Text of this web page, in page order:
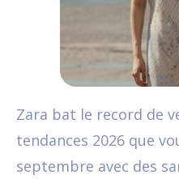
Zara bat le record de
tendances 2026 que
septembre avec des